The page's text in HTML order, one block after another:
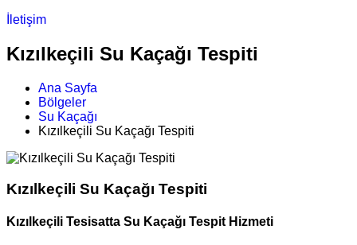
İletişim
Kızılkeçili Su Kaçağı Tespiti
Ana Sayfa
Bölgeler
Su Kaçağı
Kızılkeçili Su Kaçağı Tespiti
Kızılkeçili Su Kaçağı Tespiti
Kızılkeçili Tesisatta Su Kaçağı Tespit Hizmeti